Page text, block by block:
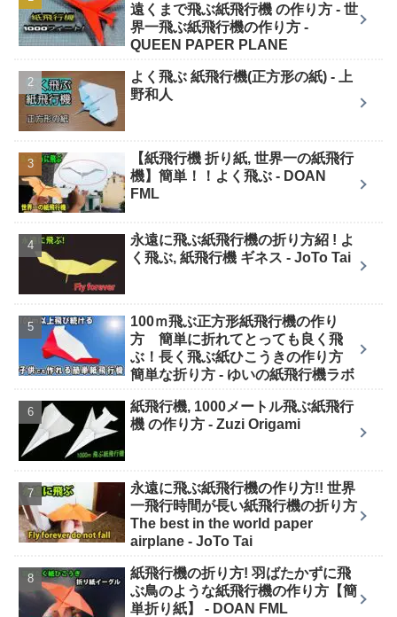
遠くまで飛ぶ紙飛行機 の作り方 - 世
界一飛ぶ紙飛行機の作り方 -
QUEEN PAPER PLANE
よく飛ぶ 紙飛行機(正方形の紙) - 上
野和人
【紙飛行機 折り紙, 世界一の紙飛行
機】簡単！！よく飛ぶ - DOAN
FML
永遠に飛ぶ紙飛行機の折り方紹 ! よ
く飛ぶ, 紙飛行機 ギネス - JoTo Tai
100ｍ飛ぶ正方形紙飛行機の作り
方 簡単に折れてとっても良く飛
ぶ！長く飛ぶ紙ひこうきの作り方
簡単な折り方 - ゆいの紙飛行機ラボ
紙飛行機, 1000メートル飛ぶ紙飛行
機 の作り方 - Zuzi Origami
永遠に飛ぶ紙飛行機の作り方!! 世界
一飛行時間が長い紙飛行機の折り方
The best in the world paper
airplane - JoTo Tai
紙飛行機の折り方! 羽ばたかずに飛
ぶ鳥のような紙飛行機の作り方【簡
単折り紙】 - DOAN FML